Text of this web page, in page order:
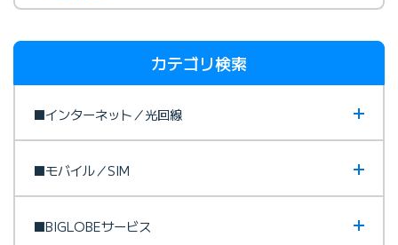
カテゴリ検索
■インターネット／光回線
■モバイル／SIM
■BIGLOBEサービス